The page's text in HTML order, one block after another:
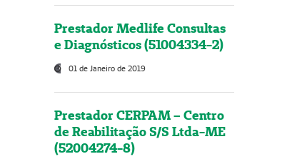
Prestador Medlife Consultas
e Diagnósticos (51004334-2)
01 de Janeiro de 2019
Prestador CERPAM – Centro
de Reabilitação S/S Ltda-ME
(52004274-8)